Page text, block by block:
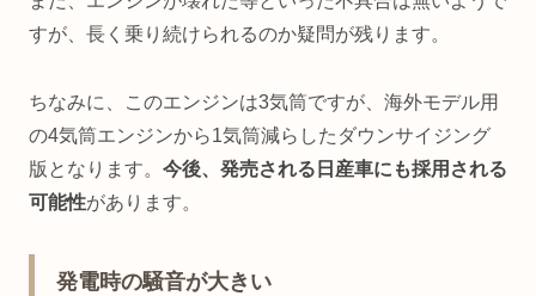
すが、長く乗り続けられるのか疑問が残ります。
ちなみに、このエンジンは3気筒ですが、海外モデル用
の4気筒エンジンから1気筒減らしたダウンサイジング
版となります。 今後、発売される日産車にも採用される
可能性があります。
発電時の騒音が大きい